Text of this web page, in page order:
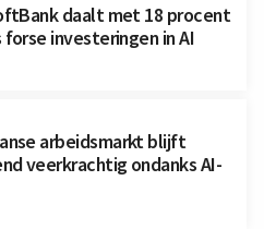
daalt met 18 procent
forse investeringen in AI
arbeidsmarkt blijft
veerkrachtig ondanks AI-